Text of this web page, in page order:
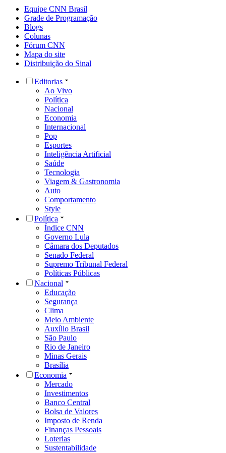
Equipe CNN Brasil
Grade de Programação
Blogs
Colunas
Fórum CNN
Mapa do site
Distribuição do Sinal
Editorias
Ao Vivo
Política
Nacional
Economia
Internacional
Pop
Esportes
Inteligência Artificial
Saúde
Tecnologia
Viagem & Gastronomia
Auto
Comportamento
Style
Política
Índice CNN
Governo Lula
Câmara dos Deputados
Senado Federal
Supremo Tribunal Federal
Políticas Públicas
Nacional
Educação
Segurança
Clima
Meio Ambiente
Auxílio Brasil
São Paulo
Rio de Janeiro
Minas Gerais
Brasília
Economia
Mercado
Investimentos
Banco Central
Bolsa de Valores
Imposto de Renda
Finanças Pessoais
Loterias
Sustentabilidade